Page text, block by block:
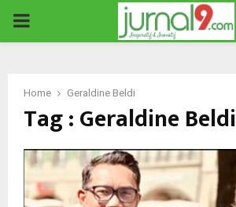
PRIMARY
Home Geraldine Beldi
Tag : Geraldine Beldi